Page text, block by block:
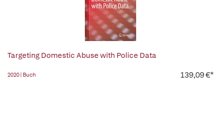
Targeting Domestic Abuse with Police Data
2020 | Buch 139,09 €*